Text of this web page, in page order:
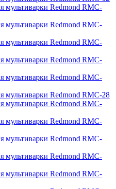
мультиварки Redmond RMC-
мультиварки Redmond RMC-
мультиварки Redmond RMC-
мультиварки Redmond RMC-
мультиварки Redmond RMC-
мультиварки Redmond RMC-28
мультиварки Redmond RMC-
мультиварки Redmond RMC-
мультиварки Redmond RMC-
мультиварки Redmond RMC-
мультиварки Redmond RMC-